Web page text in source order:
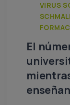
VIRUS
El